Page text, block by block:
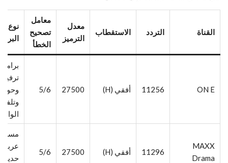
القناة التردد الاستقطاب
معدل
الترميز
معامل
تصحيح
الخطأ
نوع
ON E
11256 أفقي (H) 27500
5/6
برامج
الواقع
MAXX
Drama
11296 أفقي (H) 27500
5/6
عربية
حديثة